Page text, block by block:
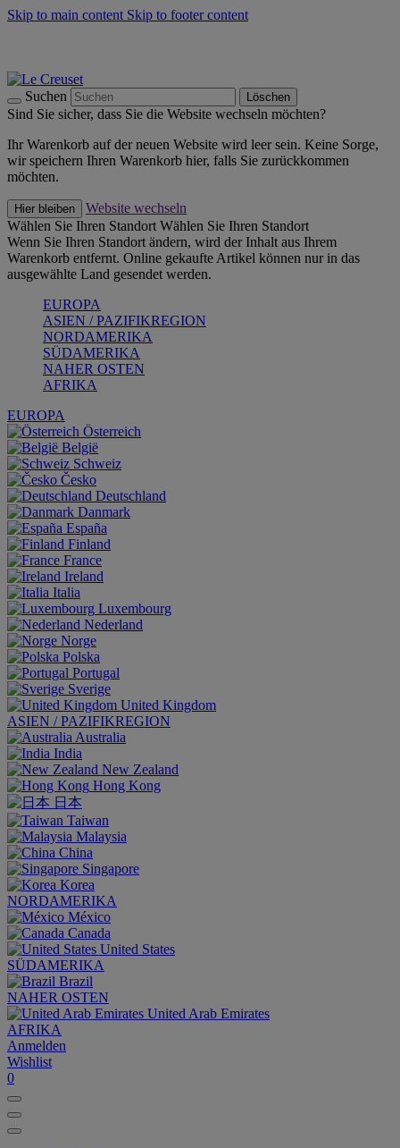
Skip to main content Skip to footer content
Suchen Löschen
Sind Sie sicher, dass Sie die Website wechseln möchten?
Ihr Warenkorb auf der neuen Website wird leer sein. Keine Sorge,
wir speichern Ihren Warenkorb hier, falls Sie zurückkommen
möchten.
Hier bleiben
Website wechseln
Wählen Sie Ihren Standort Wählen Sie Ihren Standort
Wenn Sie Ihren Standort ändern, wird der Inhalt aus Ihrem
Warenkorb entfernt. Online gekaufte Artikel können nur in das
ausgewählte Land gesendet werden.
EUROPA
ASIEN / PAZIFIKREGION
NORDAMERIKA
SÜDAMERIKA
NAHER OSTEN
AFRIKA
EUROPA
Österreich
België
Schweiz
Česko
Deutschland
Danmark
España
Finland
France
Ireland
Italia
Luxembourg
Nederland
Norge
Polska
Portugal
Sverige
United Kingdom
ASIEN / PAZIFIKREGION
Australia
India
New Zealand
Hong Kong
日本
Taiwan
Malaysia
China
Singapore
Korea
NORDAMERIKA
México
Canada
United States
SÜDAMERIKA
Brazil
NAHER OSTEN
United Arab Emirates
AFRIKA
Anmelden
Wishlist
0